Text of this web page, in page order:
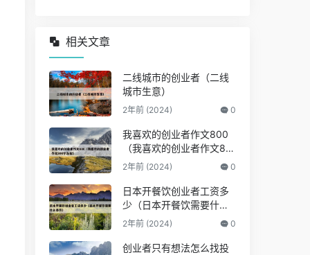
相关文章
二线城市的创业者（二线
城市生意）
2年前 (2024) 0
我喜欢的创业者作文800
（我喜欢的创业者作文80
0字左右）
2年前 (2024) 0
日本开餐饮创业者工资多
少（日本开餐饮需要什么
条件）
2年前 (2024) 0
创业者只有想法怎么找投